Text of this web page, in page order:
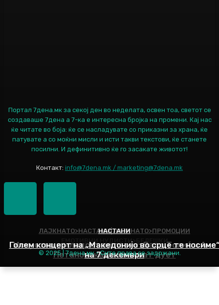
ЕМОТИВНИ НУДИСТИ>БЕЛЕШКИ
Наслов
ЛАЈКНАТО>НАСТАНИ|ЛАЈКНАТО>ПРОМОЦИИ
Искуство и младост во песна: Дадо Топиќ и Ана
Петановска ќе снимаат дует
НАСТАНИ
Голем концерт на „Македонијо во срце те
на 7 декември
Портал 7дена.мк за секој ден во неделата, освен тоа, светот се
создаваше 7дена а 7-ка е интересна бројка на промени. Кај нас
ќе читате во боја: ќе се насладувате со приказни за храна, ќе
патувате а со моќни мисли и исти такви текстови, ќе станете
посилни. И дефинитивно ќе го засакате животот!
Контакт: info@7dena.mk / marketing@7dena.mk
© 2025 | 7дена.мк - Сите права се задржани.